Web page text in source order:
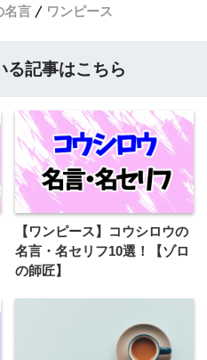
名言 ワンピース
る記事はこちら
【ワンピース】コウシロウの
名言・名セリフ10選！【ゾロ
の師匠】